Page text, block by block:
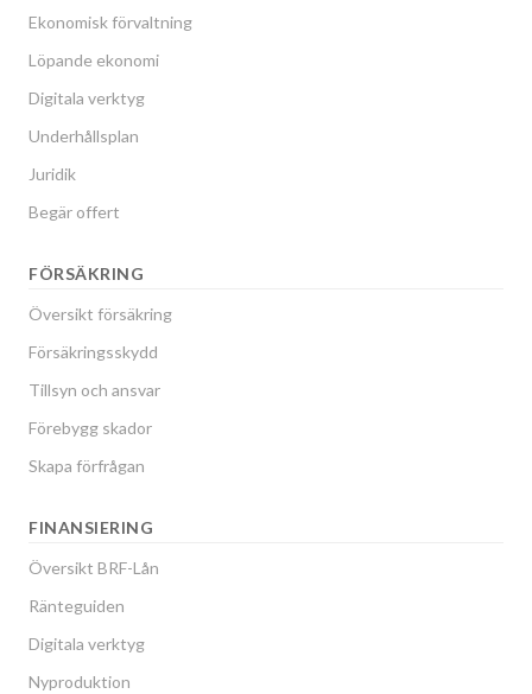
Ekonomisk förvaltning
Löpande ekonomi
Digitala verktyg
Underhållsplan
Juridik
Begär offert
FÖRSÄKRING
Översikt försäkring
Försäkringsskydd
Tillsyn och ansvar
Förebygg skador
Skapa förfrågan
FINANSIERING
Översikt BRF-Lån
Ränteguiden
Digitala verktyg
Nyproduktion